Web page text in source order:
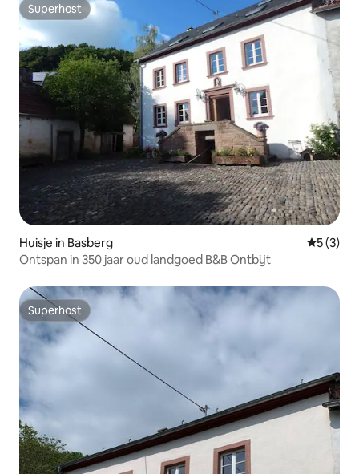
Superhost
Superhost
Huisje in Basberg
5 (3)
Ontspan in 350 jaar oud landgoed B&B Ontbijt
Superhost
Superhost